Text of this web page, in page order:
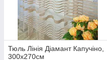
Тюль Лінія Діамант Капучіно,
300х270см